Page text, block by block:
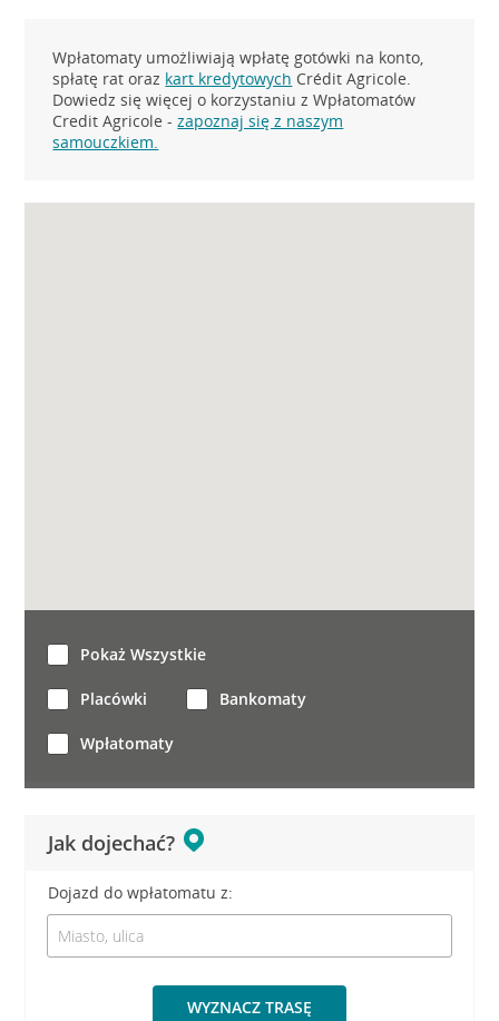
Wpłatomaty umożliwiają wpłatę gotówki na konto,
spłatę rat oraz kart kredytowych Crédit Agricole.
Dowiedz się więcej o korzystaniu z Wpłatomatów
Credit Agricole -zapoznaj się z naszym
samouczkiem.
Jak dojechać?
Dojazd do wpłatomatu z:
WYZNACZ TRASĘ
Pokaż Wszystkie
Placówki Bankomaty
Wpłatomaty